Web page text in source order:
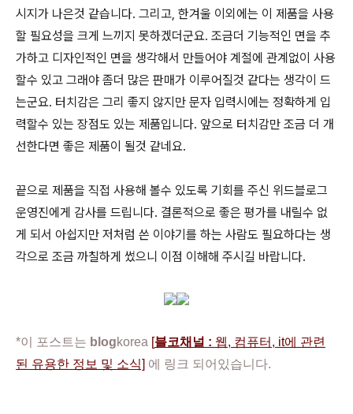
시지가 나은것 같습니다. 그리고, 한겨울 이외에는 이 제품을 사용
할 필요성을 크게 느끼지 못하겠더군요. 조금더 기능적인 면을 추
가하고 디자인적인 면을 생각해서 만들어야 계절에 관계없이 사용
할수 있고 그래야 좀더 많은 판매가 이루어질것 같다는 생각이 드
는군요. 터치감은 그리 좋지 않지만 문자 입력시에는 정확하게 입
력할수 있는 장점도 있는 제품입니다. 앞으로 터치감만 조금 더 개
선한다면 좋은 제품이 될것 같네요.
끝으로 제품을 직접 사용해 볼수 있도록 기회를 주신 위드블로그
운영진에게 감사를 드립니다. 결론적으로 좋은 평가를 내릴수 없
게 되서 아쉽지만 저처럼 쓴 이야기를 하는 사람도 필요하다는 생
각으로 조금 까칠하게 썼으니 이점 이해해 주시길 바랍니다.
*이 포스트는 blogkorea [블코채널 : 웹, 컴퓨터, it에 관련
된 유용한 정보 및 소식] 에 링크 되어있습니다.